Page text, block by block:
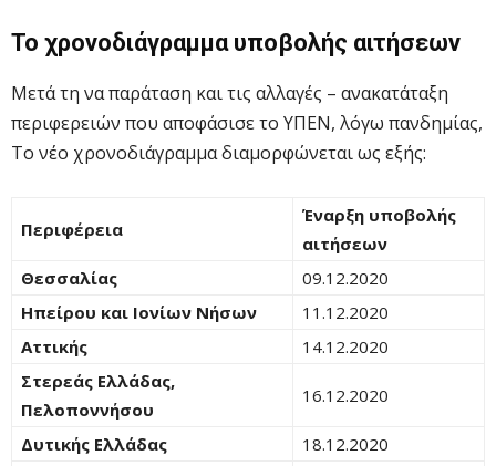
Το χρονοδιάγραμμα υποβολής αιτήσεων
Μετά τη να παράταση και τις αλλαγές – ανακατάταξη
περιφερειών που αποφάσισε το ΥΠΕΝ, λόγω πανδημίας,
Το νέο χρονοδιάγραμμα διαμορφώνεται ως εξής:
Περιφέρεια
Έναρξη υποβολής
αιτήσεων
Θεσσαλίας
09.12.2020
Ηπείρου και Ιονίων Νήσων
11.12.2020
Αττικής
14.12.2020
Στερεάς Ελλάδας,
Πελοποννήσου
16.12.2020
Δυτικής Ελλάδας
18.12.2020